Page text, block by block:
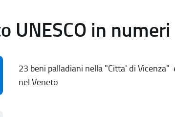
UNESCO in numeri
23 beni palladiani nella "Citta' di Vicenza"
nel Veneto